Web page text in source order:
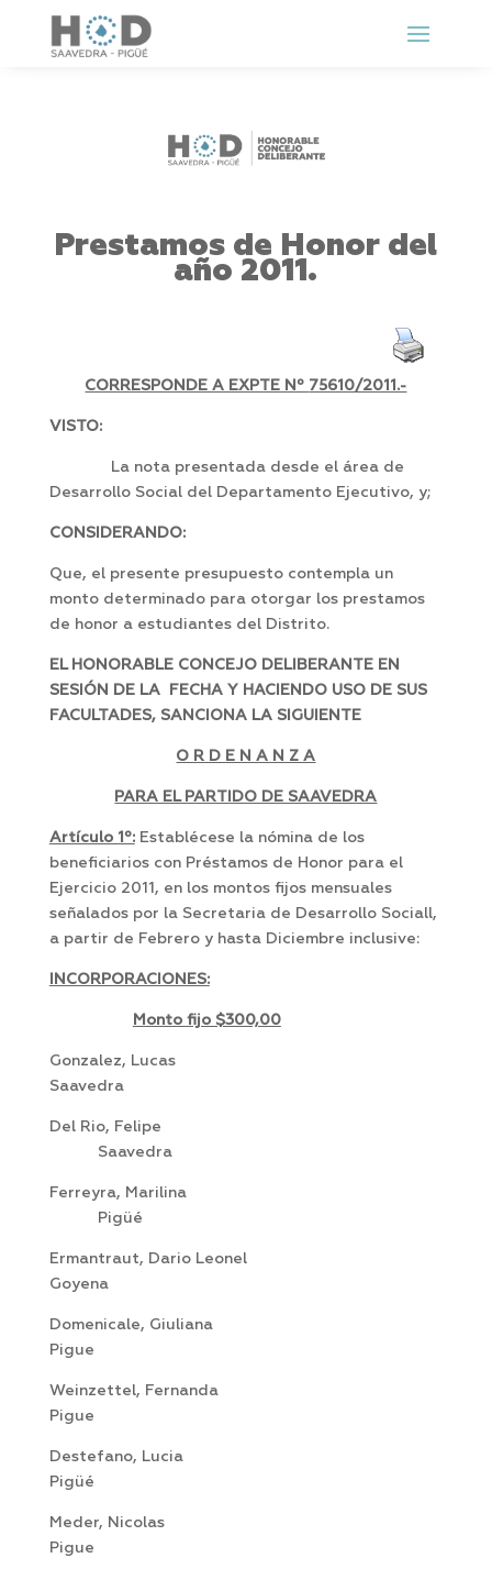
Prestamos de Honor del
año 2011.
CORRESPONDE A EXPTE Nº 75610/2011.-
VISTO:
La nota presentada desde el área de
Desarrollo Social del Departamento Ejecutivo, y;
CONSIDERANDO:
Que, el presente presupuesto contempla un
monto determinado para otorgar los prestamos
de honor a estudiantes del Distrito.
EL HONORABLE CONCEJO DELIBERANTE EN
SESIÓN DE LA FECHA Y HACIENDO USO DE SUS
FACULTADES, SANCIONA LA SIGUIENTE
O R D E N A N Z A
PARA EL PARTIDO DE SAAVEDRA
Artículo 1º:Establécese la nómina de los
beneficiarios con Préstamos de Honor para el
Ejercicio 2011, en los montos fijos mensuales
señalados por la Secretaria de Desarrollo Sociall,
a partir de Febrero y hasta Diciembre inclusive:
INCORPORACIONES:
Monto fijo $300,00
Gonzalez, Lucas
Saavedra
Del Rio, Felipe
Saavedra
Ferreyra, Marilina
Pigüé
Ermantraut, Dario Leonel
Goyena
Domenicale, Giuliana
Pigue
Weinzettel, Fernanda
Pigue
Destefano, Lucia
Pigüé
Meder, Nicolas
Pigue